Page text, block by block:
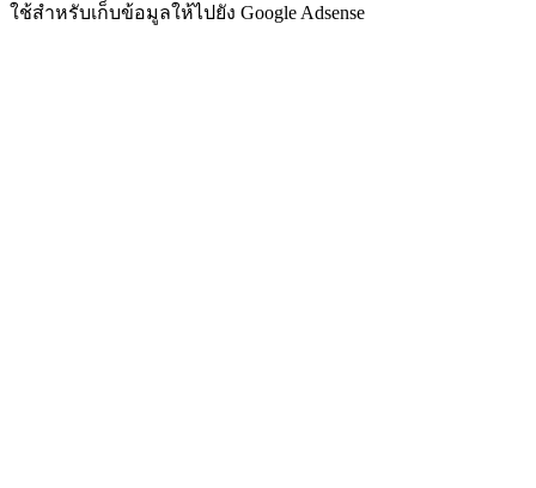
ใช้สำหรับเก็บข้อมูลให้ไปยัง Google Adsense